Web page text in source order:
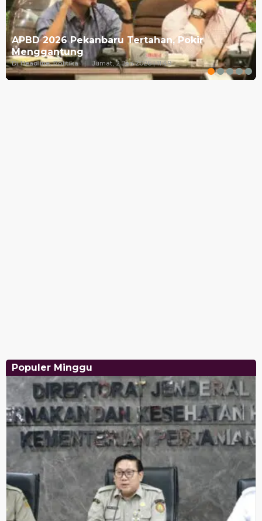
APBD 2026 Pekanbaru Tertahan, Pokir
Menggantung
Di Headline, Politika | Jumat, 2 Jan 2026 | 11:49
Populer Minggu